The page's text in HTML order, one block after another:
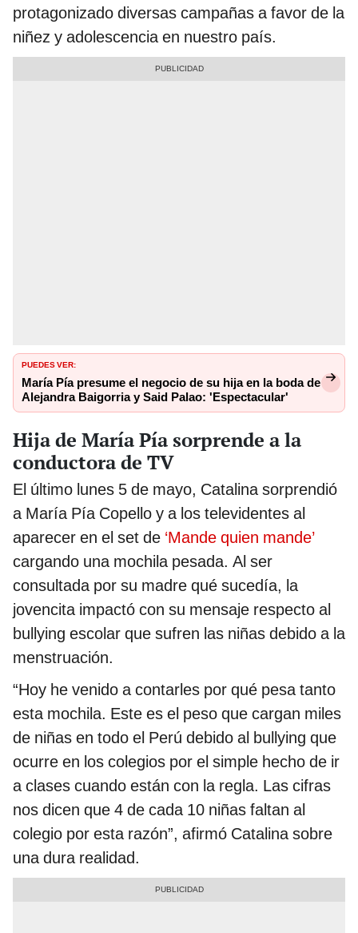
protagonizado diversas campañas a favor de la
niñez y adolescencia en nuestro país.
PUEDES VER:
María Pía presume el negocio de su hija en la boda de
Alejandra Baigorria y Said Palao: 'Espectacular'
Hija de María Pía sorprende a la
conductora de TV
El último lunes 5 de mayo, Catalina sorprendió
a María Pía Copello y a los televidentes al
aparecer en el set de ‘Mande quien mande’
cargando una mochila pesada. Al ser
consultada por su madre qué sucedía, la
jovencita impactó con su mensaje respecto al
bullying escolar que sufren las niñas debido a la
menstruación.
“Hoy he venido a contarles por qué pesa tanto
esta mochila. Este es el peso que cargan miles
de niñas en todo el Perú debido al bullying que
ocurre en los colegios por el simple hecho de ir
a clases cuando están con la regla. Las cifras
nos dicen que 4 de cada 10 niñas faltan al
colegio por esta razón”, afirmó Catalina sobre
una dura realidad.